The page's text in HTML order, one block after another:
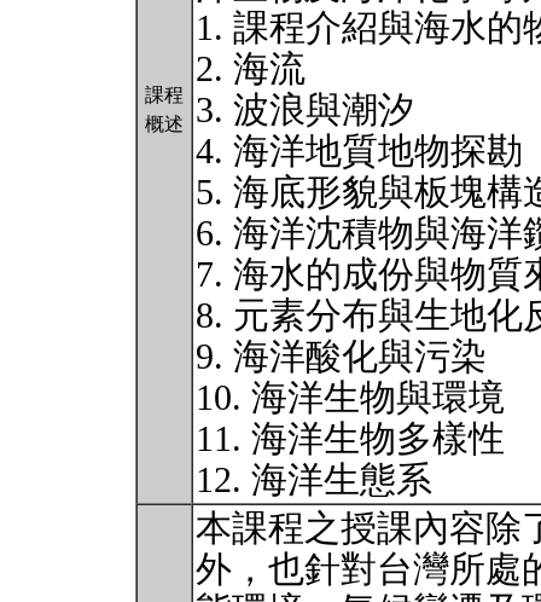
課程
概述
1. 課程介紹與海水的
2. 海流
3. 波浪與潮汐
4. 海洋地質地物探勘
5. 海底形貌與板塊構
6. 海洋沈積物與海洋
7. 海水的成份與物質
8. 元素分布與生地化
9. 海洋酸化與污染
10. 海洋生物與環境
11. 海洋生物多樣性
12. 海洋生態系
本課程之授課內容除
外，也針對台灣所處